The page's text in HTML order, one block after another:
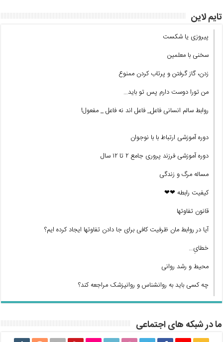
تایم لاین
پیروزی یا شکست
سخنی با معلمین
زدن، گاز گرفتن و پرتاب کردن ممنوع
من تورا دوست دارم پس تو باید…
روابط سالم انسانی فاعل_ فاعل اند نه فاعل _ مفعول!
دوره آموزشی ارتباط با با نوجوان
دوره آموزشی فرزند پروری جامع ۲ تا ۱۲ سال
مساله مرگ و زندگی
کیفیت رابطه ❤❤
قانون تفاوتها
آیا در روابط مان ظرفیت کافی برای جا دادن تفاوتها ایجاد کرده ایم؟
خطایِ…
محیط و رشد روانی
چه کسی باید به روانشناس و روانپزشک مراجعه کند؟
ما در شبکه های اجتماعی